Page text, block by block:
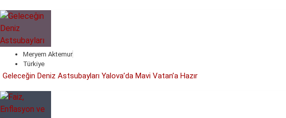
Meryem Aktemur
Türkiye
Geleceğin Deniz Astsubayları Yalova’da Mavi Vatan’a Hazır